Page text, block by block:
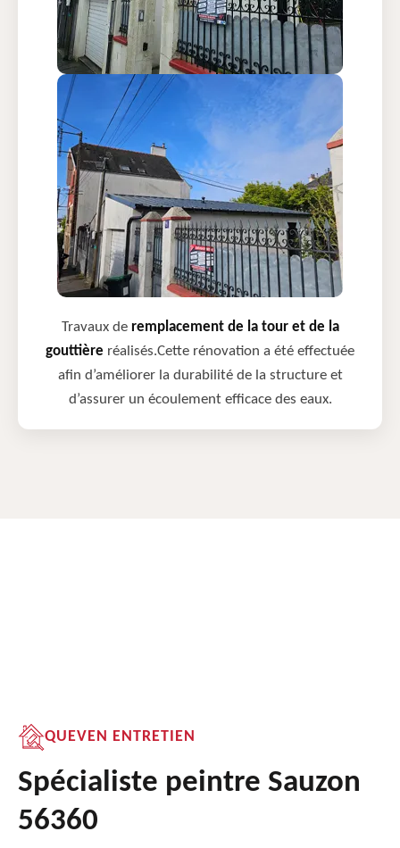
Travaux de remplacement de la tour et de la
gouttière réalisés.Cette rénovation a été effectuée
afin d’améliorer la durabilité de la structure et
d’assurer un écoulement efficace des eaux.
QUEVEN ENTRETIEN
Spécialiste peintre Sauzon
56360